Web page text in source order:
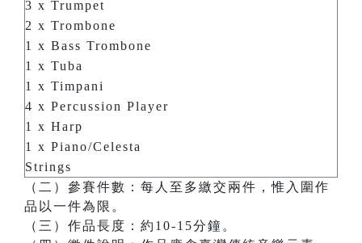
3 x Trumpet
2 x Trombone
1 x Bass Trombone
1 x Tuba
1 x Timpani
4 x Percussion Player
1 x Harp
1 x Piano/Celesta
Strings
（二）參賽件數：每人至多繳交兩件，惟入圍作
品以一件為限。
（三）作品長度：約10-15分鐘。